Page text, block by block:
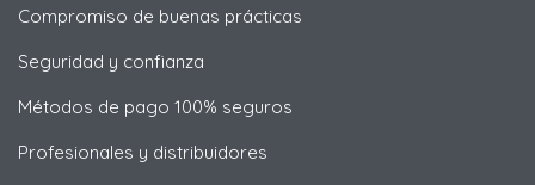
Compromiso de buenas prácticas
Seguridad y confianza
Métodos de pago 100% seguros
Profesionales y distribuidores